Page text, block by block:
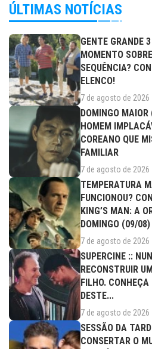
ÚLTIMAS NOTÍCIAS
GENTE GRANDE
MOMENTO
SEQUÊNCIA?
ELENCO!
7 de agosto de 2026
DOMINGO
HOMEM
COREANO QUE
FAMILIAR
7 de agosto de 2026
TEMPERATURA
FUNCIONOU?
KING’S MAN: A
DOMINGO (09/08)
7 de agosto de 2026
SUPERCINE ::
RECONSTRUIR
FILHO.
DESTE...
7 de agosto de 2026
SESSÃO DA
CONSERTAR O